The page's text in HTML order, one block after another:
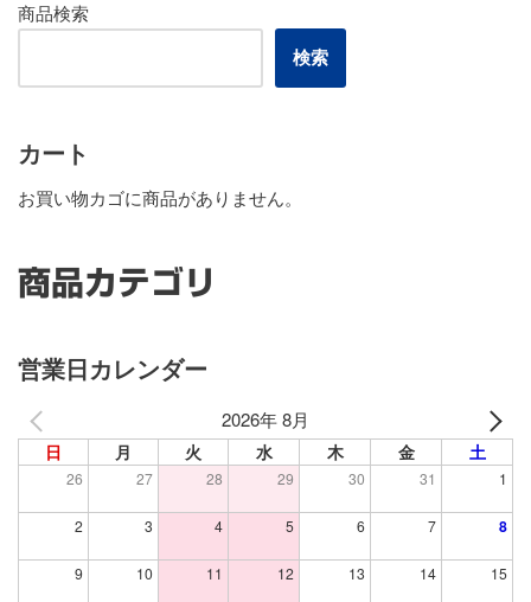
商品検索
検索
カート
お買い物カゴに商品がありません。
商品カテゴリ
営業日カレンダー
2026年 8月
日 月 火 水 木 金 土
26 27 28 29 30 31 1
2 3 4 5 6 7 8
9 10 11 12 13 14 15